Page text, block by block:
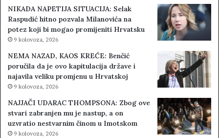
NIKADA NAPETIJA SITUACIJA: Selak
Raspudić hitno pozvala Milanovića na
potez koji bi mogao promijeniti Hrvatsku
9 kolovoza, 2026
NEMA NAZAD, KAOS KREĆE: Benčić
poručila da je ovo kapitulacija države i
najavila veliku promjenu u Hrvatskoj
9 kolovoza, 2026
NAJJAČI UDARAC THOMPSONA: Zbog ove
stvari zabranjen mu je nastup, a on
uzvratio nestvarnim činom u Imotskom
9 kolovoza, 2026